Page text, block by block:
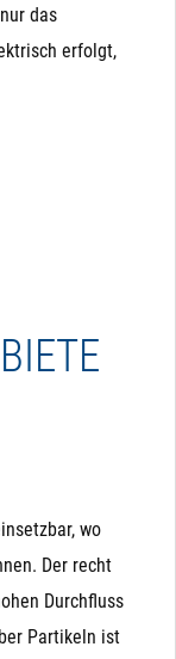
das
erfolgt,
wo
Der recht
Durchfluss
Partikeln ist